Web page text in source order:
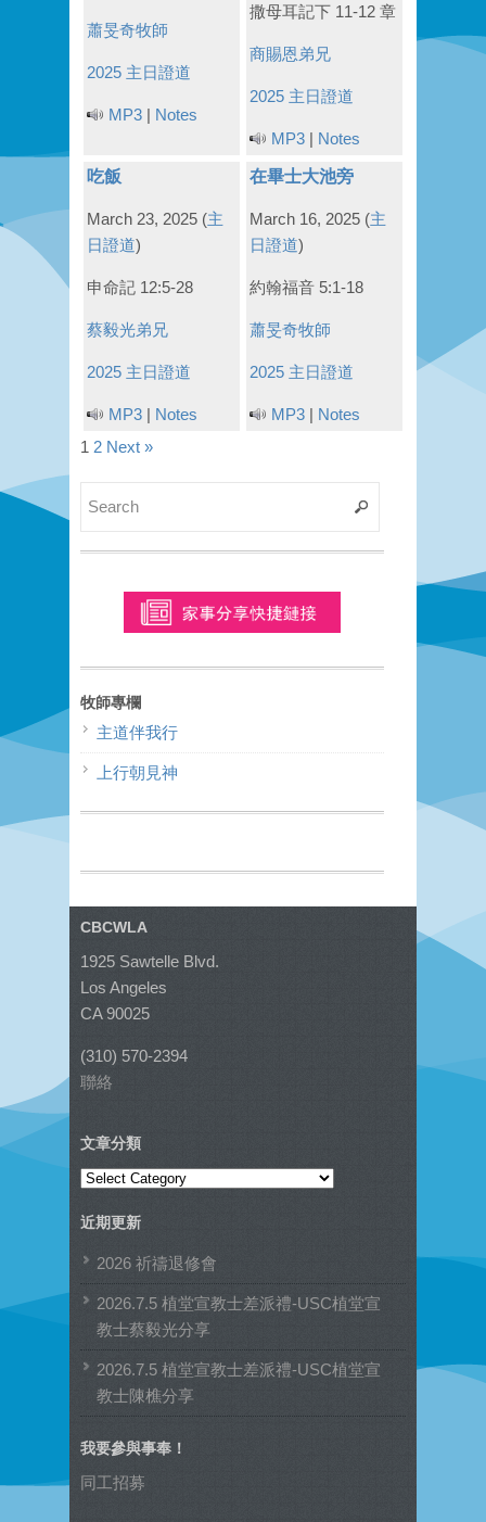
蕭旻奇牧師
2025 主日證道
MP3 | Notes
撒母耳記下 11-12 章
商賜恩弟兄
2025 主日證道
MP3 | Notes
吃飯
March 23, 2025 (主
日證道)
申命記 12:5-28
蔡毅光弟兄
2025 主日證道
MP3 | Notes
在畢士大池旁
March 16, 2025 (主
日證道)
約翰福音 5:1-18
蕭旻奇牧師
2025 主日證道
MP3 | Notes
1 2 Next »
牧師專欄
主道伴我行
上行朝見神
CBCWLA
1925 Sawtelle Blvd.
Los Angeles
CA 90025
(310) 570-2394
聯絡
文章分類
文
分
類
近期更新
2026 祈禱退修會
2026.7.5 植堂宣教士差派禮-USC植堂宣
教士蔡毅光分享
2026.7.5 植堂宣教士差派禮-USC植堂宣
教士陳樵分享
我要參與事奉！
同工招募